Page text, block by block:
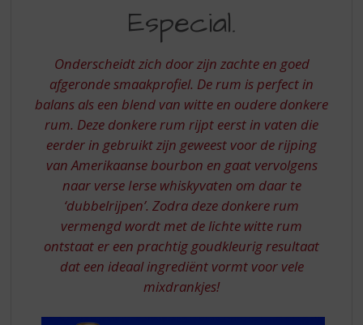
CLUB
ESPECIAL
Especial.
Onderscheidt zich door zijn zachte en goed
afgeronde smaakprofiel. De rum is perfect in
balans als een blend van witte en oudere donkere
rum. Deze donkere rum rijpt eerst in vaten die
eerder in gebruikt zijn geweest voor de rijping
van Amerikaanse bourbon en gaat vervolgens
naar verse Ierse whiskyvaten om daar te
‘dubbelrijpen’. Zodra deze donkere rum
vermengd wordt met de lichte witte rum
ontstaat er een prachtig goudkleurig resultaat
dat een ideaal ingrediënt vormt voor vele
mixdrankjes!